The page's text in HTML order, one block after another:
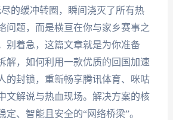
的缓冲转圈，瞬间浇灭了所有热
问题，而是横亘在你与家乡赛事之
别着急，这篇文章就是为你准备
解，如何利用一款优质的回国加速
的封锁，重新畅享腾讯体育、咪咕
文解说与热血现场。解决方案的核
定、智能且安全的“网络桥梁”。